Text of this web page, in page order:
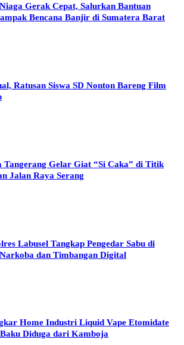
Gerak Cepat, Salurkan Bantuan
Bencana Banjir di Sumatera Barat
Ratusan Siswa SD Nonton Bareng Film
Tangerang Gelar Giat “Si Caka” di Titik
Jalan Raya Serang
Labusel Tangkap Pengedar Sabu di
dan Timbangan Digital
Home Industri Liquid Vape Etomidate
Diduga dari Kamboja